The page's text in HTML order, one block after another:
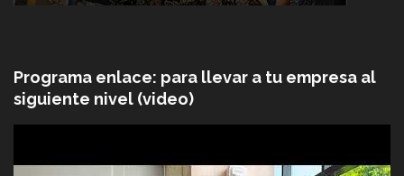
Programa enlace: para llevar a tu empresa al
siguiente nivel (video)